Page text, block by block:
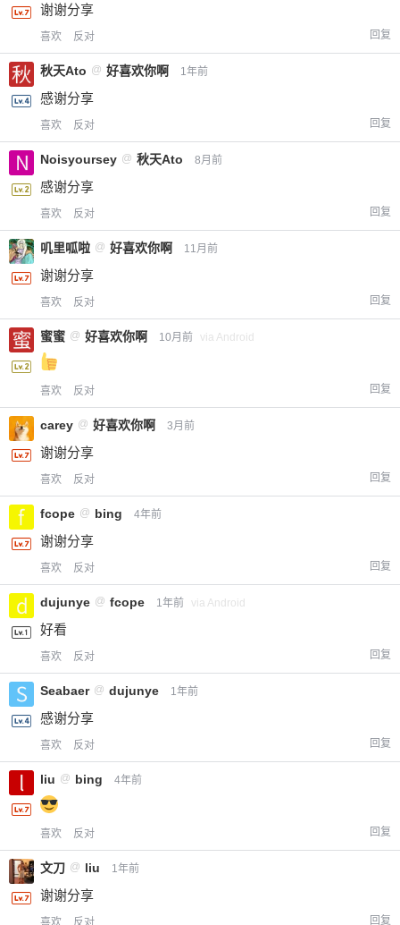
谢谢分享
喜欢 反对 回复
秋天Ato @ 好喜欢你啊 1年前
感谢分享
喜欢 反对 回复
Noisyoursey @ 秋天Ato 8月前
感谢分享
喜欢 反对 回复
叽里呱啦 @ 好喜欢你啊 11月前
谢谢分享
喜欢 反对 回复
蜜蜜 @ 好喜欢你啊 10月前 via Android
喜欢 反对 回复
carey @ 好喜欢你啊 3月前
谢谢分享
喜欢 反对 回复
fcope @ bing 4年前
谢谢分享
喜欢 反对 回复
dujunye @ fcope 1年前 via Android
好看
喜欢 反对 回复
Seabaer @ dujunye 1年前
感谢分享
喜欢 反对 回复
liu @ bing 4年前
喜欢 反对 回复
文刀 @ liu 1年前
谢谢分享
喜欢 反对 回复